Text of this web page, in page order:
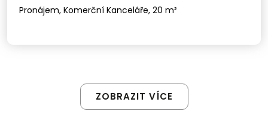
Pronájem, Komerční Kanceláře, 20 m²
ZOBRAZIT VÍCE